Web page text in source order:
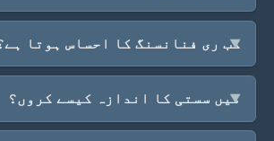
کب ری فنانسنگ کا احساس ہوتا
میں سستی کا اندازہ کیسے کروں؟